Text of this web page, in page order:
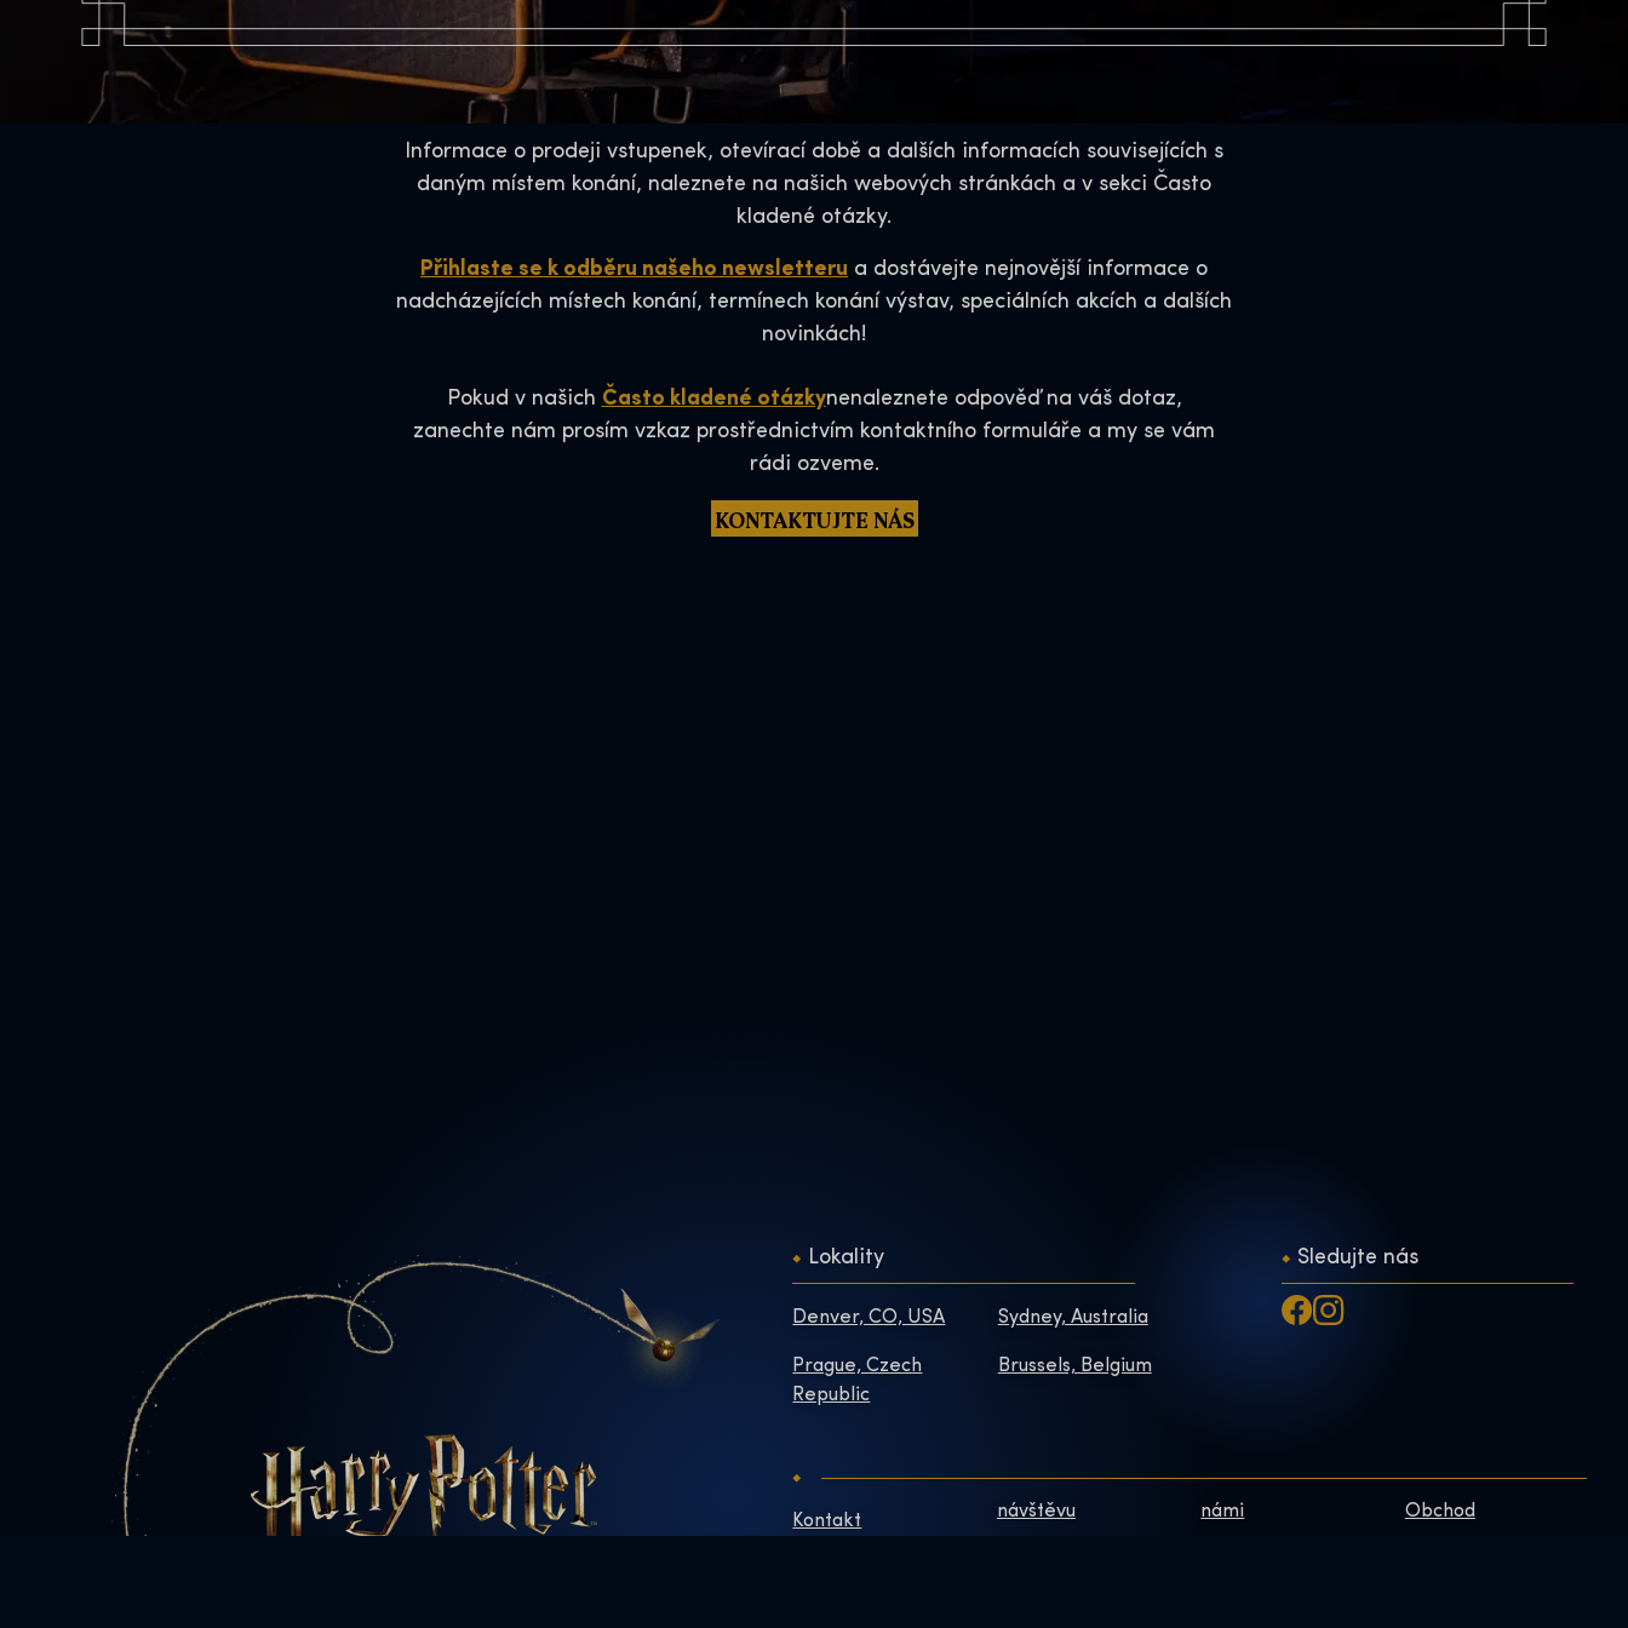
Informace o prodeji vstupenek, otevírací době a dalších informacích souvisejících s
daným místem konání, naleznete na našich webových stránkách a v sekci Často
kladené otázky.
Přihlaste se k odběru našeho newsletteru a dostávejte nejnovější informace o
nadcházejících místech konání, termínech konání výstav, speciálních akcích a dalších
novinkách!
Pokud v našich Často kladené otázkynenaleznete odpověď na váš dotaz,
zanechte nám prosím vzkaz prostřednictvím kontaktního formuláře a my se vám
rádi ozveme.
KONTAKTUJTE NÁS
Lokality
Denver, CO, USA Sydney, Australia
Prague, Czech
Republic
Brussels, Belgium
Sledujte nás
Kontakt návštěvu námi Obchod